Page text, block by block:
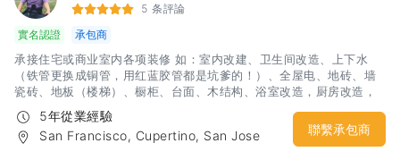
5 条評論
實名認證
承包商
承接住宅或商业室内各项装修 如：室内改建、卫生间改造、上下水
（铁管更换成铜管，用红蓝胶管都是坑爹的！）、全屋电、地砖、墙
瓷砖、地板（楼梯）、橱柜、台面、木结构、浴室改造，厨房改造，
室内外油漆，房屋内部墙体隔断，电箱安装，车库改造等，隔间凉
亭、上水下水，砖木围墙、水泥地，更换门窗，大修小补！匠人精
神，精品工艺，给你舒心装修体验！期待您诚意的联系：杨先生 电
5年從業經驗
San Francisco, Cupertino, San Jose
聯繫承包商